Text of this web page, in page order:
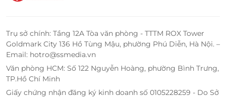
nơi đây, bạn sẽ được phóng tầm mắt ngắm nhìn
khung cảnh Sài Gòn lung linh về đêm, thật khó
quên.
Trụ sở chính: Tầng 12A Tòa văn phòng - TTTM ROX Tower
Goldmark City 136 Hồ Tùng Mậu, phường Phú Diễn, Hà Nội. –
Email: hotro@ssmedia.vn
Văn phòng HCM: Số 122 Nguyễn Hoàng, phường Bình Trưng,
TP.Hồ Chí Minh
Giấy chứng nhận đăng ký kinh doanh số 0105228259 - Do Sở